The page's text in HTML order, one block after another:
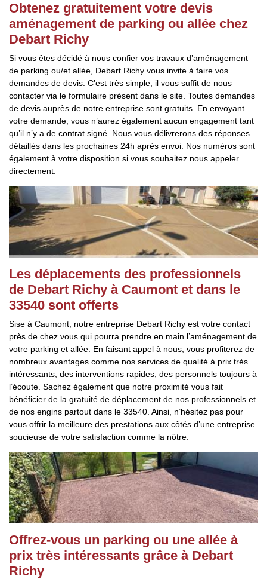
Obtenez gratuitement votre devis
aménagement de parking ou allée chez
Debart Richy
Si vous êtes décidé à nous confier vos travaux d’aménagement
de parking ou/et allée, Debart Richy vous invite à faire vos
demandes de devis. C’est très simple, il vous suffit de nous
contacter via le formulaire présent dans le site. Toutes demandes
de devis auprès de notre entreprise sont gratuits. En envoyant
votre demande, vous n’aurez également aucun engagement tant
qu’il n’y a de contrat signé. Nous vous délivrerons des réponses
détaillés dans les prochaines 24h après envoi. Nos numéros sont
également à votre disposition si vous souhaitez nous appeler
directement.
Les déplacements des professionnels
de Debart Richy à Caumont et dans le
33540 sont offerts
Sise à Caumont, notre entreprise Debart Richy est votre contact
près de chez vous qui pourra prendre en main l’aménagement de
votre parking et allée. En faisant appel à nous, vous profiterez de
nombreux avantages comme nos services de qualité à prix très
intéressants, des interventions rapides, des personnels toujours à
l’écoute. Sachez également que notre proximité vous fait
bénéficier de la gratuité de déplacement de nos professionnels et
de nos engins partout dans le 33540. Ainsi, n’hésitez pas pour
vous offrir la meilleure des prestations aux côtés d’une entreprise
soucieuse de votre satisfaction comme la nôtre.
Offrez-vous un parking ou une allée à
prix très intéressants grâce à Debart
Richy